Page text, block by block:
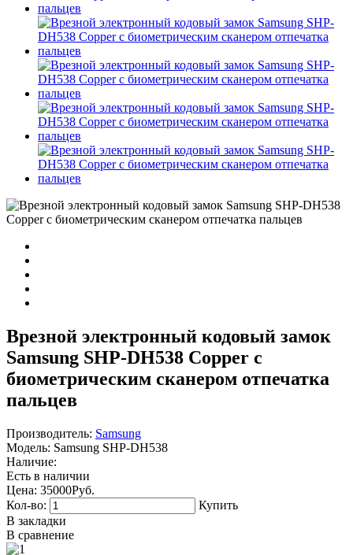
Врезной электронный кодовый замок
Samsung SHP-DH538 Copper с
биометрическим сканером отпечатка
пальцев
Производитель: Samsung
Модель: Samsung SHP-DH538
Наличие:
Есть в наличии
Цена: 35000Руб.
Кол-во:
Купить
В закладки
В сравнение